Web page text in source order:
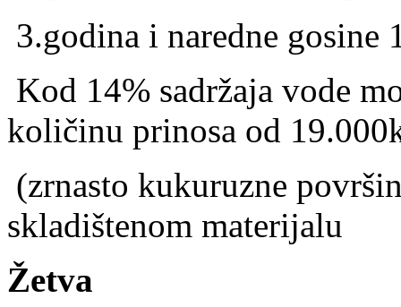
3.godina i naredne gosine
Kod 14% sadržaja vode
količinu prinosa od
(zrnasto kukuruzne
skladištenom materijalu
Žetva